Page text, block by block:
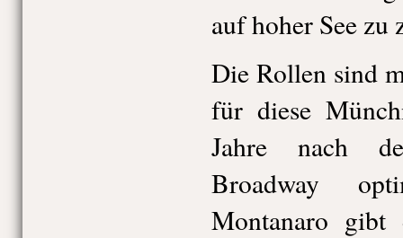
auf hoher See zu
Die Rollen sind
für diese
Jahre nach
Broadway
Montanaro